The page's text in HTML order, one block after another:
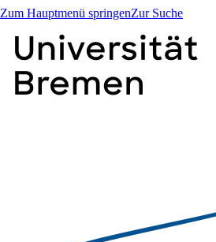
Zum Hauptmenü springenZur Suche